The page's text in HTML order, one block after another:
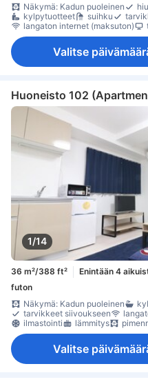
Näkymä: Kadun puoleinen
kylpytuotteet
suihku
langaton internet (maksuton)
Valitse
Huoneisto 102
1/14
36 m²/388 ft² Enintään 4
futon
Näkymä: Kadun puoleinen
tarvikkeet siivoukseen
ilmastointi
lämmitys
Valitse